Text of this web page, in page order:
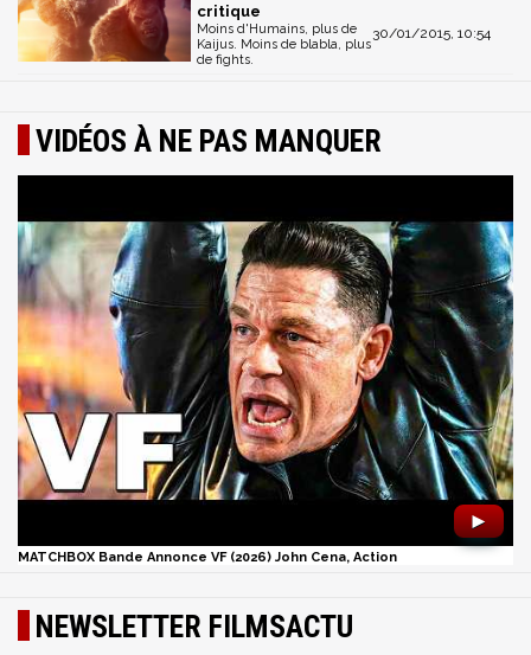
critique
30/01/2015, 10:54
Moins d'Humains, plus de
Kaijus. Moins de blabla, plus
de fights.
VIDÉOS À NE PAS MANQUER
►
MATCHBOX Bande Annonce VF (2026) John Cena, Action
NEWSLETTER FILMSACTU